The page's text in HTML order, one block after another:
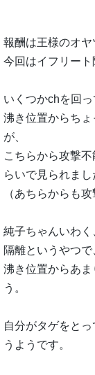
報酬は王様のオヤ
今回はイフリート
いくつかchを回っ
沸き位置からち
が、
こちらから攻撃
らいで見られまし
（あちらからも
純子ちゃんいわく
隔離というやつで
沸き位置からあ
う。
自分がタゲをと
うようです。